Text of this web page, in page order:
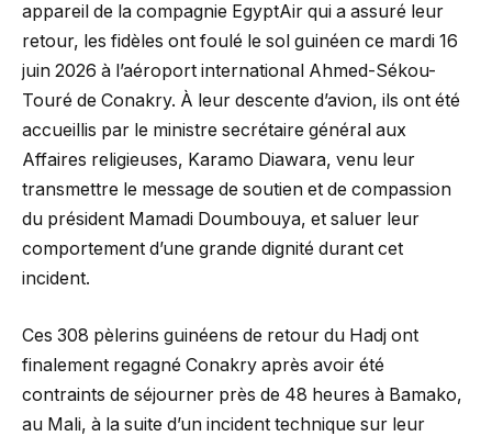
appareil de la compagnie EgyptAir qui a assuré leur
retour, les fidèles ont foulé le sol guinéen ce mardi 16
juin 2026 à l’aéroport international Ahmed-Sékou-
Touré de Conakry. À leur descente d’avion, ils ont été
accueillis par le ministre secrétaire général aux
Affaires religieuses, Karamo Diawara, venu leur
transmettre le message de soutien et de compassion
du président Mamadi Doumbouya, et saluer leur
comportement d’une grande dignité durant cet
incident.
Ces 308 pèlerins guinéens de retour du Hadj ont
finalement regagné Conakry après avoir été
contraints de séjourner près de 48 heures à Bamako,
au Mali, à la suite d’un incident technique sur leur